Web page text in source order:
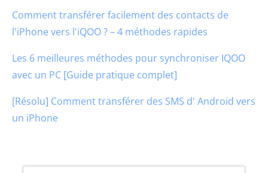
Comment transférer facilement des contacts de
l'iPhone vers l'iQOO ? – 4 méthodes rapides
Les 6 meilleures méthodes pour synchroniser IQOO
avec un PC [Guide pratique complet]
[Résolu] Comment transférer des SMS d' Android vers
un iPhone